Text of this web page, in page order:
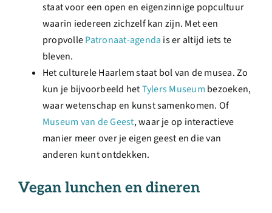
staat voor een open en eigenzinnige popcultuur
waarin iedereen zichzelf kan zijn. Met een
propvollePatronaat-agenda is er altijd iets te
bleven.
Het culturele Haarlem staat bol van de musea. Zo
kun je bijvoorbeeld hetTylers Museum bezoeken,
waar wetenschap en kunst samenkomen. Of
Museum van de Geest, waar je op interactieve
manier meer over je eigen geest en die van
anderen kunt ontdekken.
Vegan lunchen en dineren